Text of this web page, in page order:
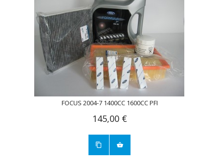
FOCUS 2004-7 1400CC 1600CC PFI
145,00 €